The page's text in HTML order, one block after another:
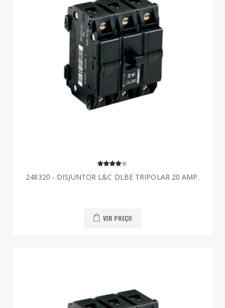
248320 - DISJUNTOR L&C DLBE TRIPOLAR 20 AMP.
VER PREÇO